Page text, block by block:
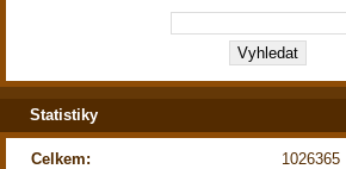
Statistiky
Celkem: 1026365